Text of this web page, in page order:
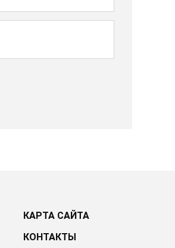
КАРТА САЙТА
КОНТАКТЫ